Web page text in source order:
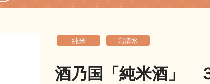
純米 高清水
酒乃国「純米酒」